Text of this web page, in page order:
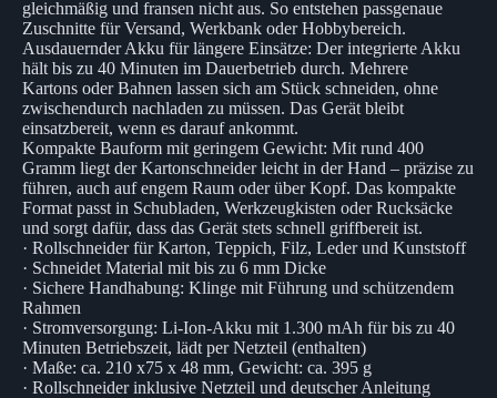
gleichmäßig und fransen nicht aus. So entstehen passgenaue
Zuschnitte für Versand, Werkbank oder Hobbybereich.
Ausdauernder Akku für längere Einsätze: Der integrierte Akku
hält bis zu 40 Minuten im Dauerbetrieb durch. Mehrere
Kartons oder Bahnen lassen sich am Stück schneiden, ohne
zwischendurch nachladen zu müssen. Das Gerät bleibt
einsatzbereit, wenn es darauf ankommt.
Kompakte Bauform mit geringem Gewicht: Mit rund 400
Gramm liegt der Kartonschneider leicht in der Hand – präzise zu
führen, auch auf engem Raum oder über Kopf. Das kompakte
Format passt in Schubladen, Werkzeugkisten oder Rucksäcke
und sorgt dafür, dass das Gerät stets schnell griffbereit ist.
· Rollschneider für Karton, Teppich, Filz, Leder und Kunststoff
· Schneidet Material mit bis zu 6 mm Dicke
· Sichere Handhabung: Klinge mit Führung und schützendem
Rahmen
· Stromversorgung: Li-Ion-Akku mit 1.300 mAh für bis zu 40
Minuten Betriebszeit, lädt per Netzteil (enthalten)
· Maße: ca. 210 x75 x 48 mm, Gewicht: ca. 395 g
· Rollschneider inklusive Netzteil und deutscher Anleitung